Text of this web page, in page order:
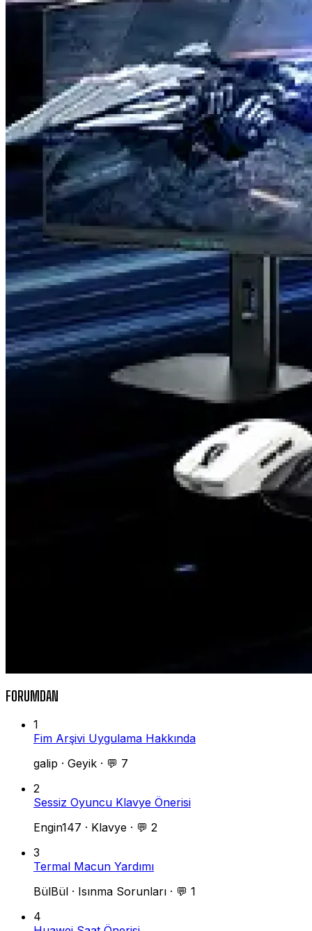
FORUMDAN
1
Fim Arşivi Uygulama Hakkında
galip · Geyik · 💬 7
2
Sessiz Oyuncu Klavye Önerisi
Engin147 · Klavye · 💬 2
3
Termal Macun Yardımı
BülBül · Isınma Sorunları · 💬 1
4